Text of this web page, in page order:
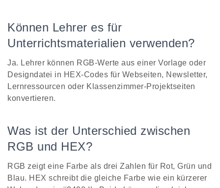
Können Lehrer es für
Unterrichtsmaterialien verwenden?
Ja. Lehrer können RGB-Werte aus einer Vorlage oder
Designdatei in HEX-Codes für Webseiten, Newsletter,
Lernressourcen oder Klassenzimmer-Projektseiten
konvertieren.
Was ist der Unterschied zwischen
RGB und HEX?
RGB zeigt eine Farbe als drei Zahlen für Rot, Grün und
Blau. HEX schreibt die gleiche Farbe wie ein kürzerer